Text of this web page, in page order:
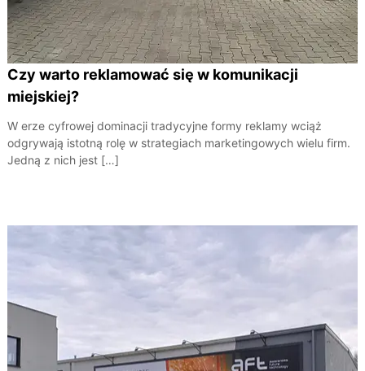
Czy warto reklamować się w komunikacji
miejskiej?
W erze cyfrowej dominacji tradycyjne formy reklamy wciąż
odgrywają istotną rolę w strategiach marketingowych wielu firm.
Jedną z nich jest […]